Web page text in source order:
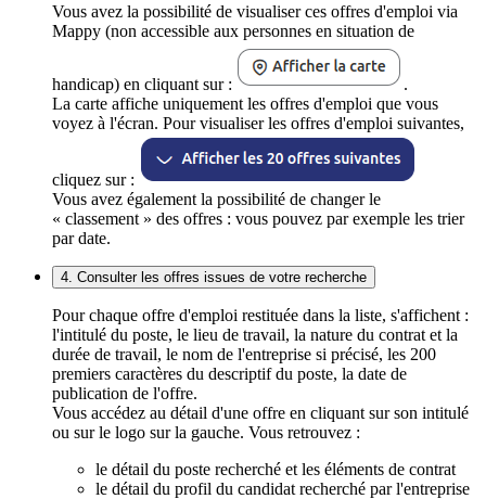
Vous avez la possibilité de visualiser ces offres d'emploi via
Mappy (non accessible aux personnes en situation de
handicap) en cliquant sur :
.
La carte affiche uniquement les offres d'emploi que vous
voyez à l'écran. Pour visualiser les offres d'emploi suivantes,
cliquez sur :
Vous avez également la possibilité de changer le
« classement » des offres : vous pouvez par exemple les trier
par date.
4. Consulter les offres issues de votre recherche
Pour chaque offre d'emploi restituée dans la liste, s'affichent :
l'intitulé du poste, le lieu de travail, la nature du contrat et la
durée de travail, le nom de l'entreprise si précisé, les 200
premiers caractères du descriptif du poste, la date de
publication de l'offre.
Vous accédez au détail d'une offre en cliquant sur son intitulé
ou sur le logo sur la gauche. Vous retrouvez :
le détail du poste recherché et les éléments de contrat
le détail du profil du candidat recherché par l'entreprise